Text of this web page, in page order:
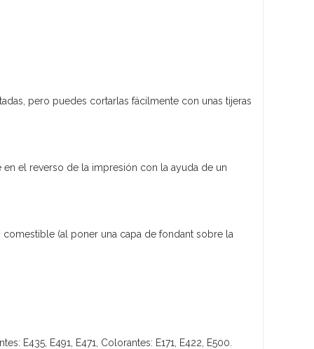
pero puedes cortarlas fácilmente con unas tijeras
el reverso de la impresión con la ayuda de un
(al poner una capa de fondant sobre la
E435, E491, E471, Colorantes: E171, E422, E500.